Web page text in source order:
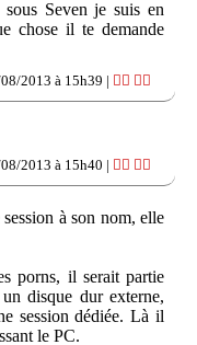
Seven je suis en
chose il te demande
2013 à 15h39 | 👍🏽 👎🏽
2013 à 15h40 | 👍🏽 👎🏽
à son nom, elle
porns, il serait partie
disque dur externe,
session dédiée. Là il
le PC.